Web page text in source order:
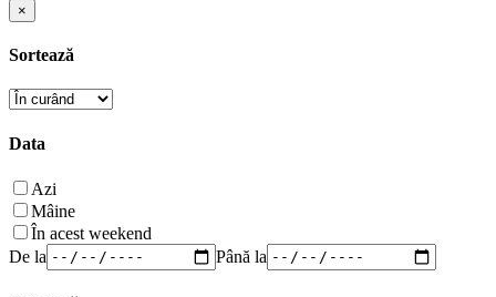
×
Sortează
Data
Azi
Mâine
În acest weekend
De la
Până la